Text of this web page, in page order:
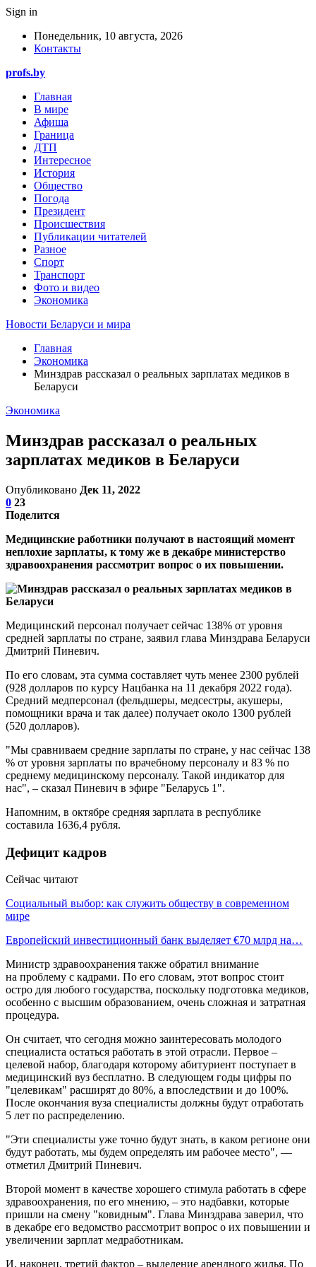
Sign in
Понедельник, 10 августа, 2026
Контакты
profs.by
Главная
В мире
Афиша
Граница
ДТП
Интересное
История
Общество
Погода
Президент
Происшествия
Публикации читателей
Разное
Спорт
Транспорт
Фото и видео
Экономика
Новости Беларуси и мира
Главная
Экономика
Минздрав рассказал о реальных зарплатах медиков в
Беларуси
Экономика
Минздрав рассказал о реальных
зарплатах медиков в Беларуси
Опубликовано Дек 11, 2022
0 23
Поделится
Медицинские работники получают в настоящий момент
неплохие зарплаты, к тому же в декабре министерство
здравоохранения рассмотрит вопрос о их повышении.
Медицинский персонал получает сейчас 138% от уровня
средней зарплаты по стране, заявил глава Минздрава Беларуси
Дмитрий Пиневич.
По его словам, эта сумма составляет чуть менее 2300 рублей
(928 долларов по курсу Нацбанка на 11 декабря 2022 года).
Средний медперсонал (фельдшеры, медсестры, акушеры,
помощники врача и так далее) получает около 1300 рублей
(520 долларов).
"Мы сравниваем средние зарплаты по стране, у нас сейчас 138
% от уровня зарплаты по врачебному персоналу и 83 % по
среднему медицинскому персоналу. Такой индикатор для
нас", – сказал Пиневич в эфире "Беларусь 1".
Напомним, в октябре средняя зарплата в республике
составила 1636,4 рубля.
Дефицит кадров
Сейчас читают
Социальный выбор: как служить обществу в современном
мире
Европейский инвестиционный банк выделяет €70 млрд на…
Министр здравоохранения также обратил внимание
на проблему с кадрами. По его словам, этот вопрос стоит
остро для любого государства, поскольку подготовка медиков,
особенно с высшим образованием, очень сложная и затратная
процедура.
Он считает, что сегодня можно заинтересовать молодого
специалиста остаться работать в этой отрасли. Первое –
целевой набор, благодаря которому абитуриент поступает в
медицинский вуз бесплатно. В следующем годы цифры по
"целевикам" расширят до 80%, а впоследствии и до 100%.
После окончания вуза специалисты должны будут отработать
5 лет по распределению.
"Эти специалисты уже точно будут знать, в каком регионе они
будут работать, мы будем определять им рабочее место", —
отметил Дмитрий Пиневич.
Второй момент в качестве хорошего стимула работать в сфере
здравоохранения, по его мнению, – это надбавки, которые
пришли на смену "ковидным". Глава Минздрава заверил, что
в декабре его ведомство рассмотрит вопрос о их повышении и
увеличении зарплат медработникам.
И, наконец, третий фактор – выделение арендного жилья. По